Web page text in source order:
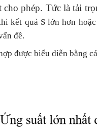
cho phép. Tức là tải
kết quả S lớn hơn
đề.
được biểu diễn bằng